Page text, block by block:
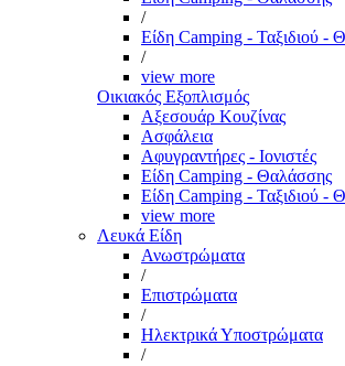
/
Είδη Camping - Ταξιδιού -
/
view more
Οικιακός Εξοπλισμός
Αξεσουάρ Κουζίνας
Ασφάλεια
Αφυγραντήρες - Ιονιστές
Είδη Camping - Θαλάσσης
Είδη Camping - Ταξιδιού -
view more
Λευκά Είδη
Ανωστρώματα
/
Επιστρώματα
/
Ηλεκτρικά Υποστρώματα
/